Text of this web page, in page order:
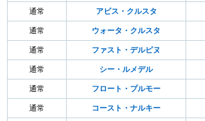
通常 アビス・クルスタ
通常 ウォータ・クルスタ
通常 ファスト・デルピヌ
通常 シー・ルメデル
通常 フロート・プルモー
通常 コースト・ナルキー